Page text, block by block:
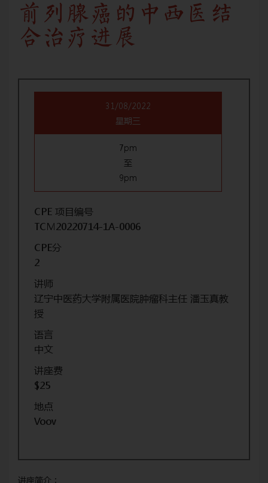
前列腺癌的中西医结
合治疗进展
31/08/2022
星期三
7pm
至
9pm
CPE 项目编号
TCM20220714-1A-0006
CPE分
2
讲师
辽宁中医药大学附属医院肿瘤科主任 潘玉真教
授
语言
中文
讲座费
$25
地点
Voov
讲座简介：